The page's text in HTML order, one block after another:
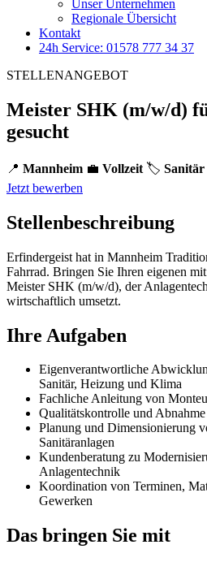
Unser Unternehmen
Regionale Übersicht
Kontakt
24h Service: 01578 777 34 37
STELLENANGEBOT
Meister SHK (m/w/d)
gesucht
📍 Mannheim 💼 Vollzeit 🏷️
Jetzt bewerben
Stellenbeschreibung
Erfindergeist hat in Mannheim
Fahrrad. Bringen Sie Ihren eigenen
Meister SHK (m/w/d), der
wirtschaftlich umsetzt.
Ihre Aufgaben
Eigenverantwortliche
Sanitär, Heizung und Klima
Fachliche Anleitung von
Qualitätskontrolle und
Planung und Dimensionierung
Sanitäranlagen
Kundenberatung zu
Anlagentechnik
Koordination von Terminen,
Gewerken
Das bringen Sie mit